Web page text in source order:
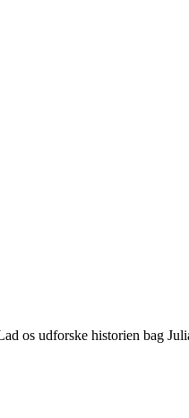
os udforske historien bag